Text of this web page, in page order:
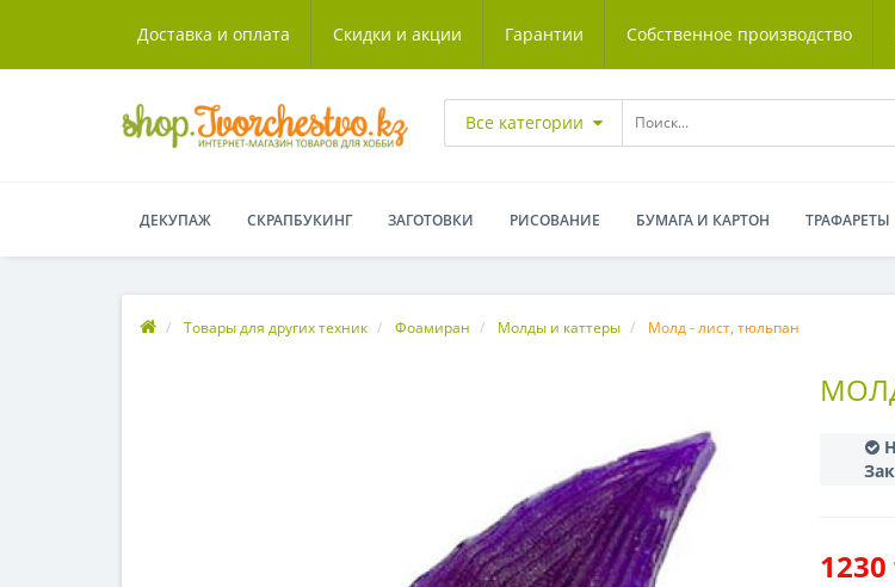
Доставка и оплата Скидки и акции Гарантии Собственное производство
Все категории
ДЕКУПАЖ СКРАПБУКИНГ ЗАГОТОВКИ РИСОВАНИЕ БУМАГА И КАРТОН ТРАФАРЕТЫ
Товары для других техник Фоамиран Молды и каттеры Молд - лист, тюльпан
1230